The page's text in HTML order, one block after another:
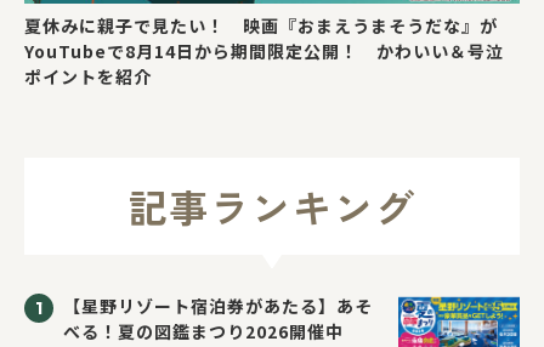
夏休みに親子で見たい！ 映画『おまえうまそうだな』が
YouTubeで8月14日から期間限定公開！ かわいい＆号泣
ポイントを紹介
記事ランキング
【星野リゾート宿泊券があたる】あそ
べる！夏の図鑑まつり2026開催中